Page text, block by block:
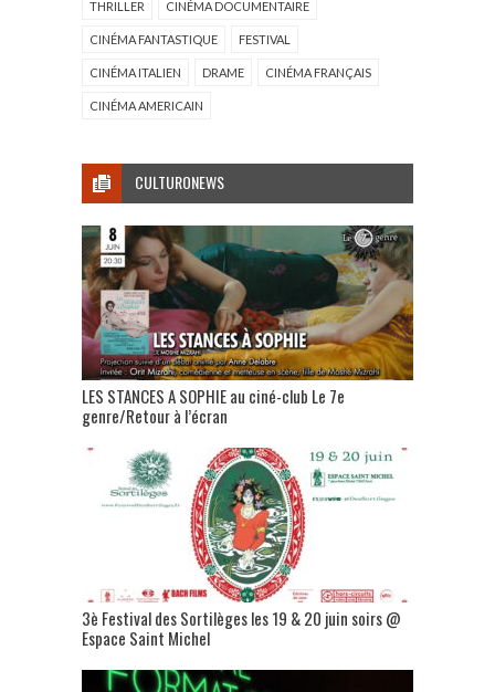
THRILLER CINÉMA DOCUMENTAIRE
CINÉMA FANTASTIQUE FESTIVAL
CINÉMA ITALIEN DRAME CINÉMA FRANÇAIS
CINÉMA AMERICAIN
CULTURONEWS
LES STANCES A SOPHIE au ciné-club Le 7e
genre/Retour à l’écran
3è Festival des Sortilèges les 19 & 20 juin soirs @
Espace Saint Michel